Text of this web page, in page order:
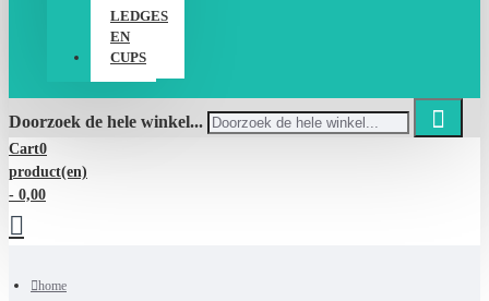
LEDGES
EN
CUPS
Doorzoek de hele winkel...
Cart0
product(en)
- 0,00
home